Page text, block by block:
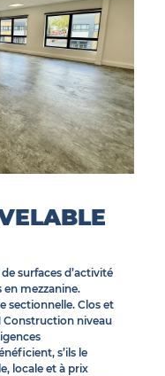
surfaces d’activité
en mezzanine.
sectionnelle. Clos et
Construction niveau
s’ils le
locale et à prix